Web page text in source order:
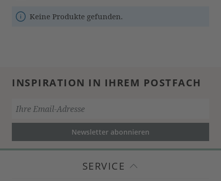
Keine Produkte gefunden.
INSPIRATION IN IHREM POSTFACH
Newsletter abonnieren
SERVICE